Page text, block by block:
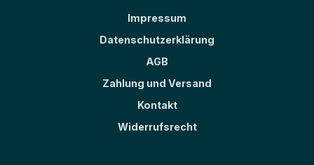
Impressum
Datenschutzerklärung
AGB
Zahlung und Versand
Kontakt
Widerrufsrecht